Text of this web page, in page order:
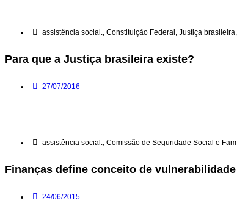
assistência social., Constituição Federal , Justiça brasileira,
Para que a Justiça brasileira existe?
27/07/2016
assistência social., Comissão de Seguridade Social e
Finanças define conceito de
24/06/2015